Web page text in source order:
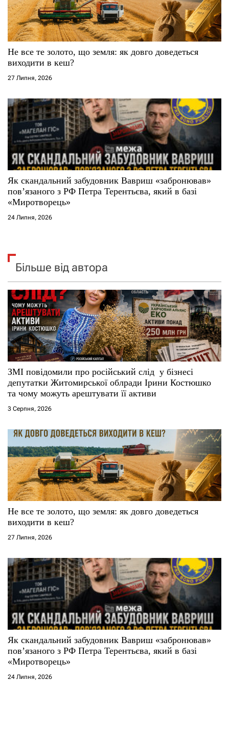
Не все те золото, що земля: як довго доведеться
виходити в кеш?
27 Липня, 2026
Як скандальний забудовник Вавриш «забронював»
повʼязаного з РФ Петра Терентьєва, який в базі
«Миротворець»
24 Липня, 2026
Більше від автора
ЗМІ повідомили про російський слід у бізнесі
депутатки Житомирської облради Ірини Костюшко
та чому можуть арештувати її активи
3 Серпня, 2026
Не все те золото, що земля: як довго доведеться
виходити в кеш?
27 Липня, 2026
Як скандальний забудовник Вавриш «забронював»
повʼязаного з РФ Петра Терентьєва, який в базі
«Миротворець»
24 Липня, 2026